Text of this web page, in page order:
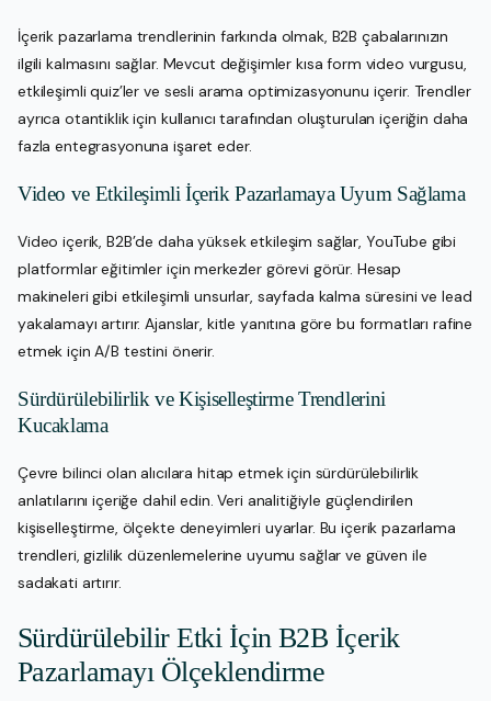
İçerik pazarlama trendlerinin farkında olmak, B2B çabalarınızın
ilgili kalmasını sağlar. Mevcut değişimler kısa form video vurgusu,
etkileşimli quiz’ler ve sesli arama optimizasyonunu içerir. Trendler
ayrıca otantiklik için kullanıcı tarafından oluşturulan içeriğin daha
fazla entegrasyonuna işaret eder.
Video ve Etkileşimli İçerik Pazarlamaya Uyum Sağlama
Video içerik, B2B’de daha yüksek etkileşim sağlar, YouTube gibi
platformlar eğitimler için merkezler görevi görür. Hesap
makineleri gibi etkileşimli unsurlar, sayfada kalma süresini ve lead
yakalamayı artırır. Ajanslar, kitle yanıtına göre bu formatları rafine
etmek için A/B testini önerir.
Sürdürülebilirlik ve Kişiselleştirme Trendlerini
Kucaklama
Çevre bilinci olan alıcılara hitap etmek için sürdürülebilirlik
anlatılarını içeriğe dahil edin. Veri analitiğiyle güçlendirilen
kişiselleştirme, ölçekte deneyimleri uyarlar. Bu içerik pazarlama
trendleri, gizlilik düzenlemelerine uyumu sağlar ve güven ile
sadakati artırır.
Sürdürülebilir Etki İçin B2B İçerik
Pazarlamayı Ölçeklendirme